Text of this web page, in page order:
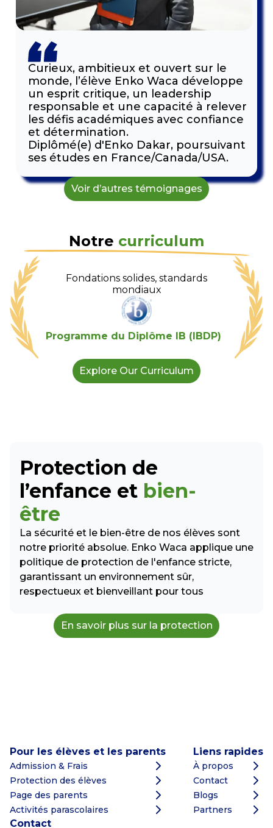
Curieux, ambitieux et ouvert sur le
monde, l’élève Enko Waca développe
un esprit critique, un leadership
responsable et une capacité à relever
les défis académiques avec confiance
et détermination.
Diplômé(e) d'Enko Dakar, poursuivant
ses études en France/Canada/USA.
Voir d’autres témoignages
Notre curriculum
Fondations solides, standards
mondiaux
Programme du Diplôme IB (IBDP)
Explore Our Curriculum
Protection de
l’enfance et bien-
être
La sécurité et le bien-être de nos élèves sont
notre priorité absolue. Enko Waca applique une
politique de protection de l'enfance stricte,
garantissant un environnement sûr,
respectueux et bienveillant pour tous
En savoir plus sur la protection
Pour les élèves et les parents
Admission & Frais
Protection des élèves
Page des parents
Activités parascolaires
Liens rapides
À propos
Contact
Blogs
Partners
Contact